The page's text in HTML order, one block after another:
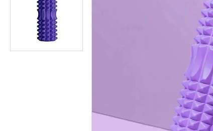
Товари для дому
Тактичний одяг
Ліхтарі
Спортивний інвентар та